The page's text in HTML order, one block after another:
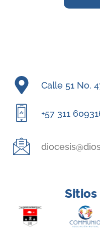
Calle 51 No.
+57 311